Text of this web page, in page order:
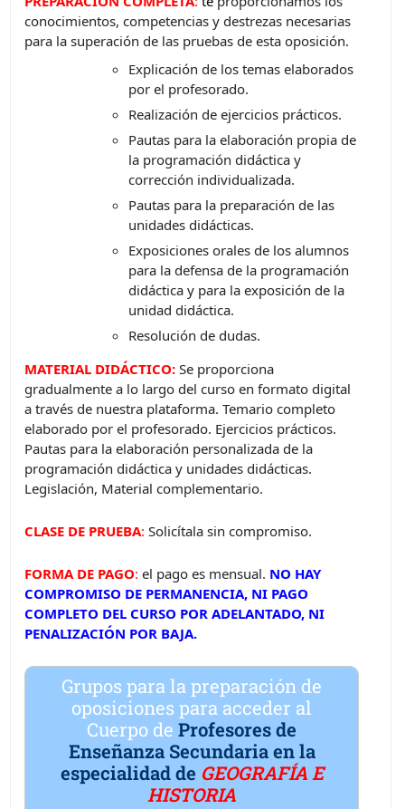
conocimientos, competencias y destrezas necesarias
para la superación de las pruebas de esta oposición.
Explicación de los temas elaborados
por el profesorado.
Realización de ejercicios prácticos.
Pautas para la elaboración propia de
la programación didáctica y
corrección individualizada.
Pautas para la preparación de las
unidades didácticas.
Exposiciones orales de los alumnos
para la defensa de la programación
didáctica y para la exposición de la
unidad didáctica.
Resolución de dudas.
MATERIAL DIDÁCTICO:Se proporciona
gradualmente a lo largo del curso en formato digital
a través de nuestra plataforma. Temario completo
elaborado por el profesorado. Ejercicios prácticos.
Pautas para la elaboración personalizada de la
programación didáctica y unidades didácticas.
Legislación, Material complementario.
CLASE DE PRUEBA: Solicítala sin compromiso.
FORMA DE PAGO: el pago es mensual. NO HAY
COMPROMISO DE PERMANENCIA, NI PAGO
COMPLETO DEL CURSO POR ADELANTADO, NI
PENALIZACIÓN POR BAJA.
Grupos para la preparación de
oposiciones para acceder al
Cuerpo deProfesores de
Enseñanza Secundaria en la
especialidad de GEOGRAFÍA E
HISTORIA